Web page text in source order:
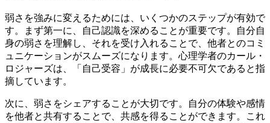
弱さを強みに変えるためには、いくつかのステップが有効で
す。まず第一に、自己認識を深めることが重要です。自分自
身の弱さを理解し、それを受け入れることで、他者とのコミ
ュニケーションがスムーズになります。心理学者のカール・
ロジャーズは、「自己受容」が成長に必要不可欠であると指
摘しています。
次に、弱さをシェアすることが大切です。自分の体験や感情
を他者と共有することで、共感を得ることができます。これ